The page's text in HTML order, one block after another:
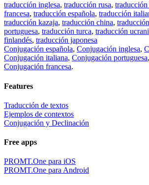
traducción inglesa, traducción rusa, traducción
francesa, traducción española, traducción
traducción kazaja, traducción china,
portuguesa, traducción turca, traducción
finlandés, traducción japonesa
Conjugación española, Conjugación inglesa,
Conjugación italiana, Conjugación portuguesa,
Conjugación francesa.
Features
Traducción de textos
Ejemplos de contextos
Conjugación y Declinación
Free apps
PROMT.One para iOS
PROMT.One para Android